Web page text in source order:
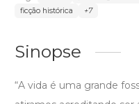
ficção histórica
+7
Sinopse
“A vida é uma grande